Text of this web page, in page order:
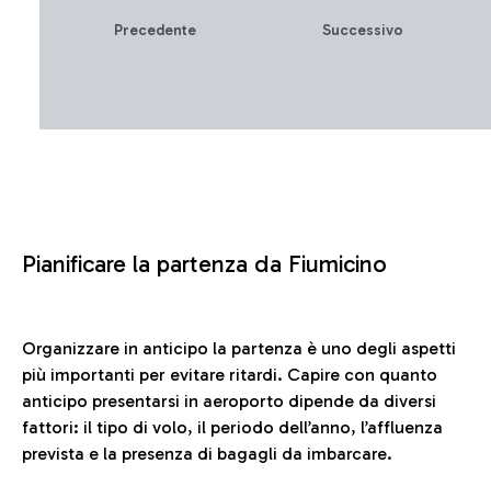
Precedente Successivo
Pianificare la partenza da Fiumicino
Organizzare in anticipo la partenza è uno degli aspetti
più importanti per evitare ritardi. Capire con quanto
anticipo presentarsi in aeroporto dipende da diversi
fattori: il tipo di volo, il periodo dell’anno, l’affluenza
prevista e la presenza di bagagli da imbarcare.